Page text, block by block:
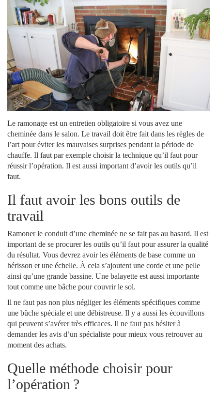
Le ramonage est un entretien obligatoire si vous avez une
cheminée dans le salon. Le travail doit être fait dans les règles de
l’art pour éviter les mauvaises surprises pendant la période de
chauffe. Il faut par exemple choisir la technique qu’il faut pour
réussir l’opération. Il est aussi important d’avoir les outils qu’il
faut.
Il faut avoir les bons outils de
travail
Ramoner le conduit d’une cheminée ne se fait pas au hasard. Il est
important de se procurer les outils qu’il faut pour assurer la qualité
du résultat. Vous devrez avoir les éléments de base comme un
hérisson et une échelle. À cela s’ajoutent une corde et une pelle
ainsi qu’une grande bassine. Une balayette est aussi importante
tout comme une bâche pour couvrir le sol.
Il ne faut pas non plus négliger les éléments spécifiques comme
une bûche spéciale et une débistreuse. Il y a aussi les écouvillons
qui peuvent s’avérer très efficaces. Il ne faut pas hésiter à
demander les avis d’un spécialiste pour mieux vous retrouver au
moment des achats.
Quelle méthode choisir pour
l’opération ?